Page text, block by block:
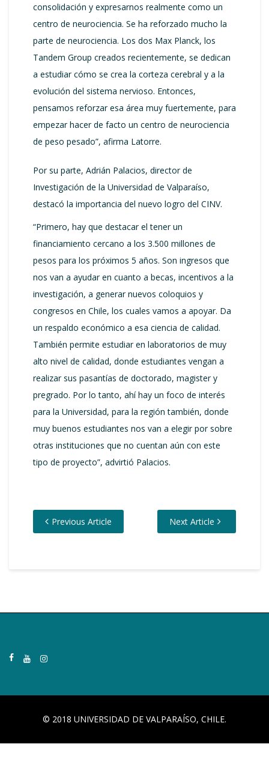
consolidación y expresarnos realmente como un
centro de neurociencia. Se ha reforzado mucho la
parte de neurociencia. Los dos Max Planck, los
Tandem Group creados recientemente, se dedican
a estudiar cómo se crea la corteza cerebral y a la
evolución del sistema nervioso. Entonces,
pensamos reforzar esa área muy fuertemente, para
empezar hacer de facto un centro de neurociencia
de peso pesado”, afirma Latorre.
Por su parte, Adrián Palacios, director de
Investigación de la Universidad de Valparaíso,
destacó la importancia del nuevo logro del CINV.
“Primero, hay que destacar el tener un
financiamiento cercano a los 3.500 millones de
pesos para los próximos 5 años. Son ingresos que
nos van a ayudar en cuanto a becas, incentivos a la
investigación, a generar nuevos coloquios y
congresos en Chile, los cuales vamos a apoyar. Da
un respaldo económico a esa ciencia de calidad.
También permite estudiar en laboratorios de muy
alto nivel de calidad, donde estudiantes vengan a
realizar sus pasantías de doctorado, magister y
pregrado. Por lo tanto, ahí hay un foco de interés
para la Universidad, para la región también, donde
muy buenos estudiantes nos van a elegir por sobre
otras instituciones que no cuentan aún con este
tipo de proyecto”, advirtió Palacios.
Previous Article Next Article
© 2018 UNIVERSIDAD DE VALPARAÍSO, CHILE.